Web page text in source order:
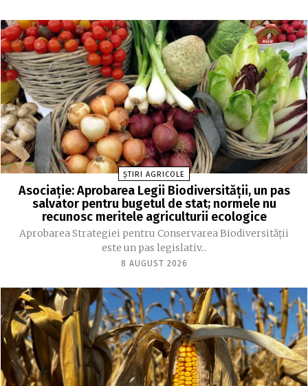
ȘTIRI AGRICOLE
Asociație: Aprobarea Legii Biodiversității, un pas
salvator pentru bugetul de stat; normele nu
recunosc meritele agriculturii ecologice
Aprobarea Strategiei pentru Conservarea Biodiversității
este un pas legislativ...
8 AUGUST 2026